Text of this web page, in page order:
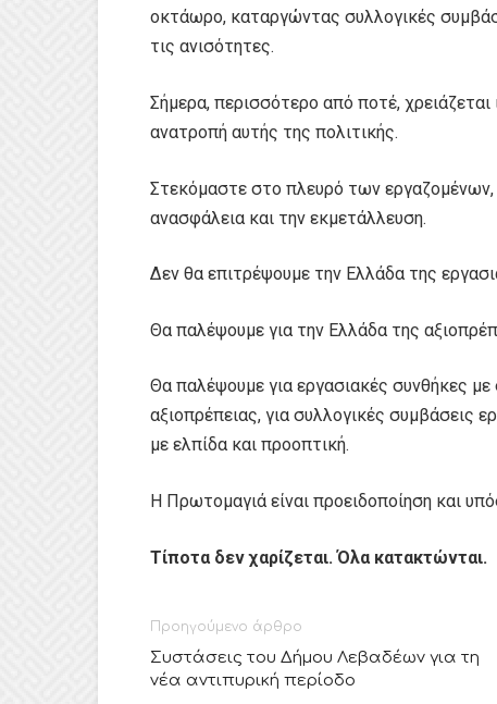
οκτάωρο, καταργώντας συλλογικές
τις ανισότητες.
Σήμερα, περισσότερο από ποτέ, χρειάζεται
ανατροπή αυτής της πολιτικής.
Στεκόμαστε στο πλευρό των
ανασφάλεια και την εκμετάλλευση.
Δεν θα επιτρέψουμε την Ελλάδα της
Θα παλέψουμε για την Ελλάδα της
Θα παλέψουμε για εργασιακές συνθήκες
αξιοπρέπειας, για συλλογικές συμβάσεις
με ελπίδα και προοπτική.
Η Πρωτομαγιά είναι προειδοποίηση και
Τίποτα δεν χαρίζεται. Όλα κατακτώνται.
Προηγούμενο άρθρο
Συστάσεις του Δήμου Λεβαδέων για τη
νέα αντιπυρική περίοδο